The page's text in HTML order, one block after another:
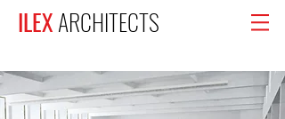
ILEXARCHITECTS